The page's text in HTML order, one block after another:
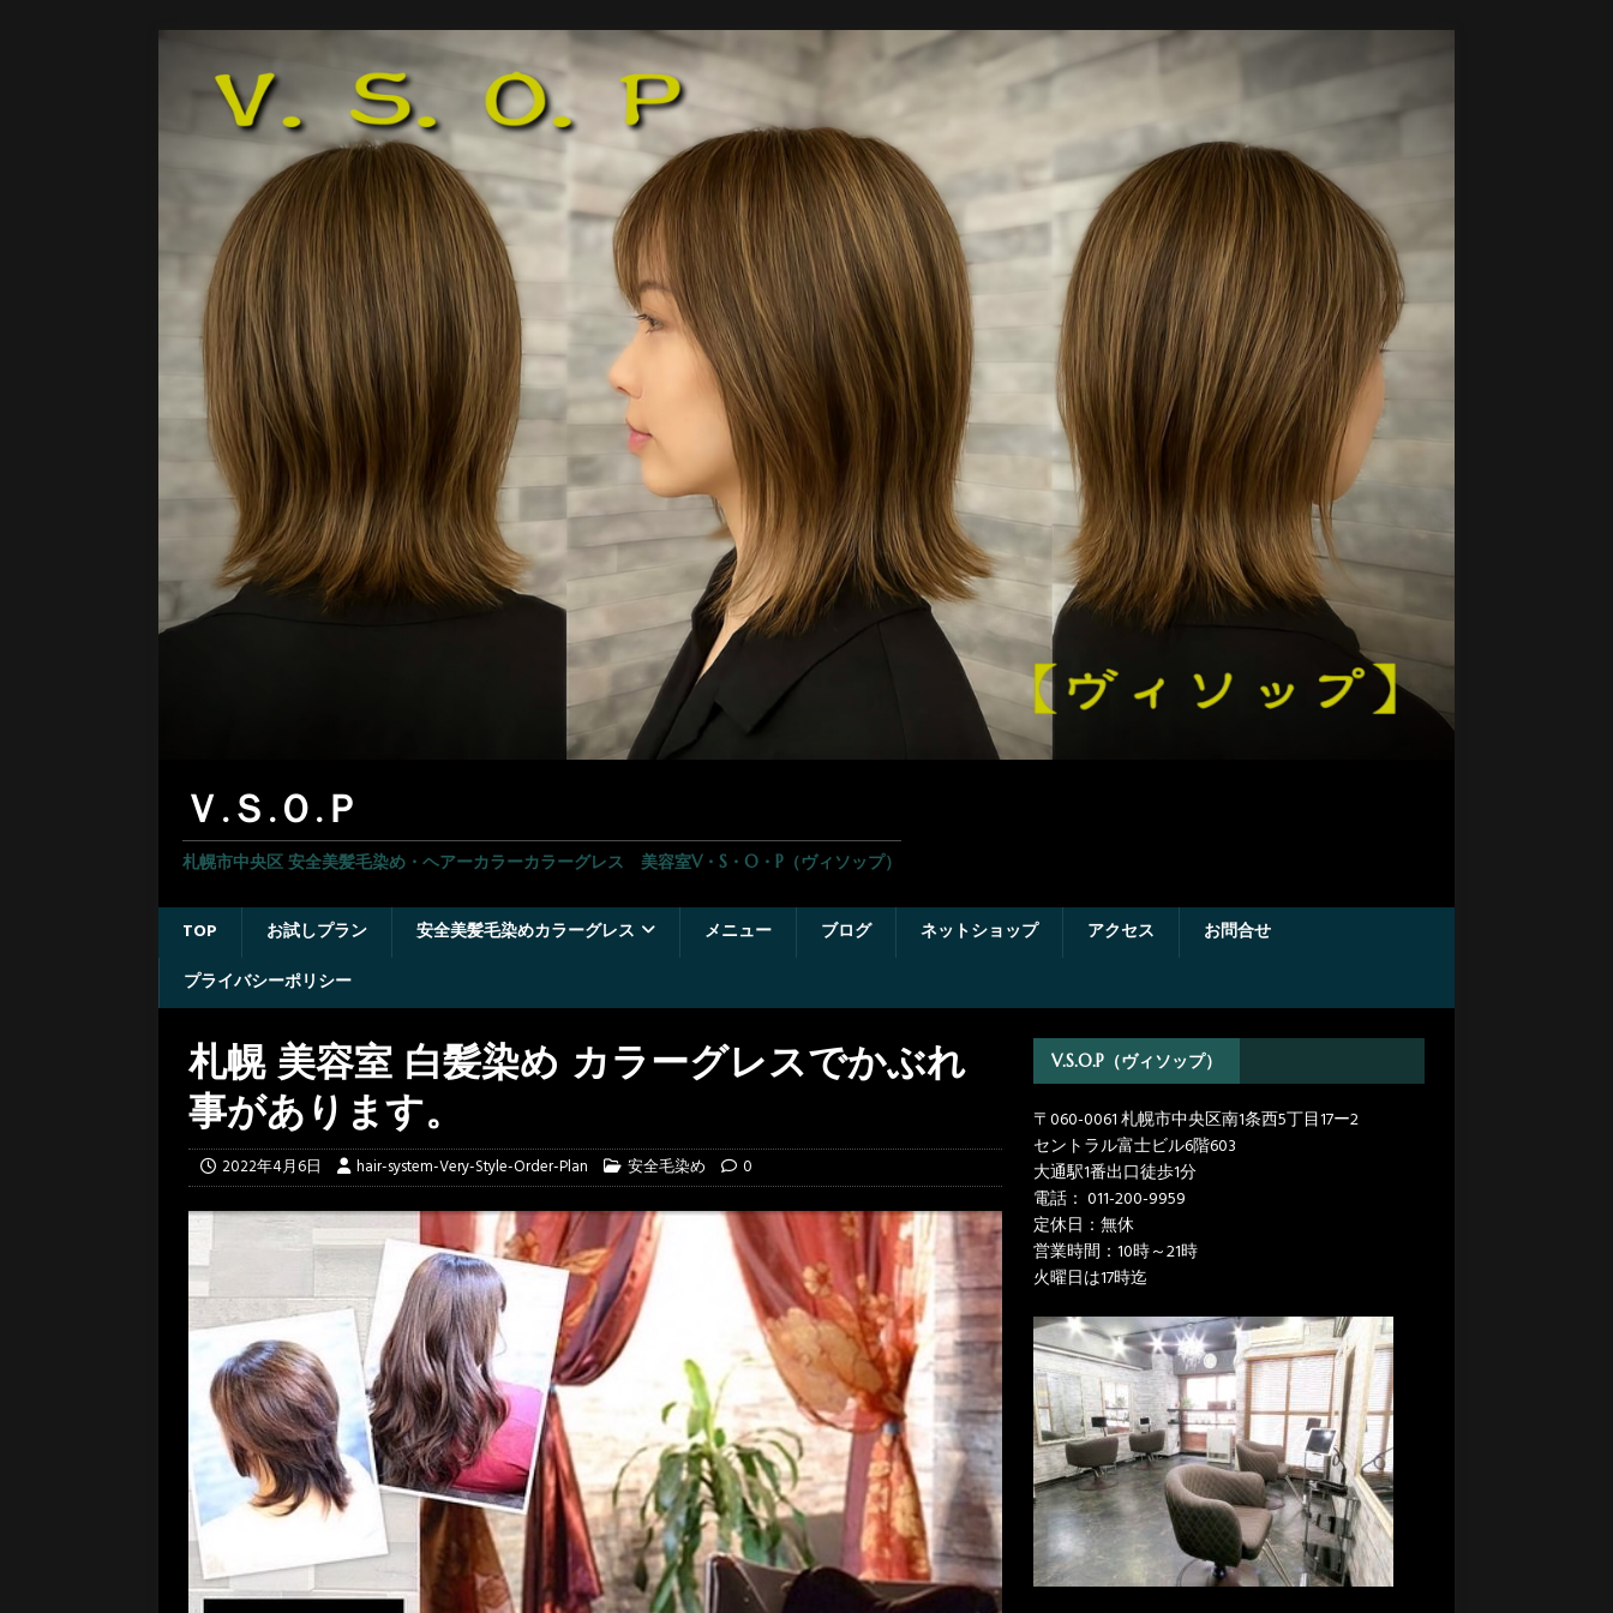
Ｖ.Ｓ.Ｏ.Ｐ
札幌市中央区 安全美髪毛染め・ヘアーカラーカラーグレス 美容室V・S・O・P（ヴィソップ）
TOP お試しプラン 安全美髪毛染めカラーグレス メニュー ブログ ネットショップ アクセス
お問合せ
プライバシーポリシー
札幌 美容室 白髪染め カラーグレスでかぶれ
事があります。
2022年4月6日 hair-system-Very-Style-Order-Plan 安全毛染め 0
V.S.O.P（ヴィソップ）
〒060-0061 札幌市中央区南1条西5丁目17ー2
セントラル富士ビル6階603
大通駅1番出口徒歩1分
電話： 011-200-9959
定休日：無休
営業時間：10時～21時
火曜日は17時迄